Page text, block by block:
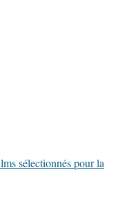
sélectionnés pour la